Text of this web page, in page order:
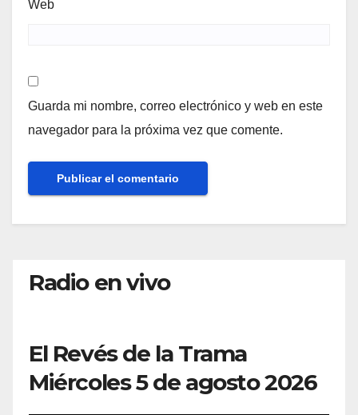
Web
Guarda mi nombre, correo electrónico y web en este
navegador para la próxima vez que comente.
Radio en vivo
El Revés de la Trama
Miércoles 5 de agosto 2026